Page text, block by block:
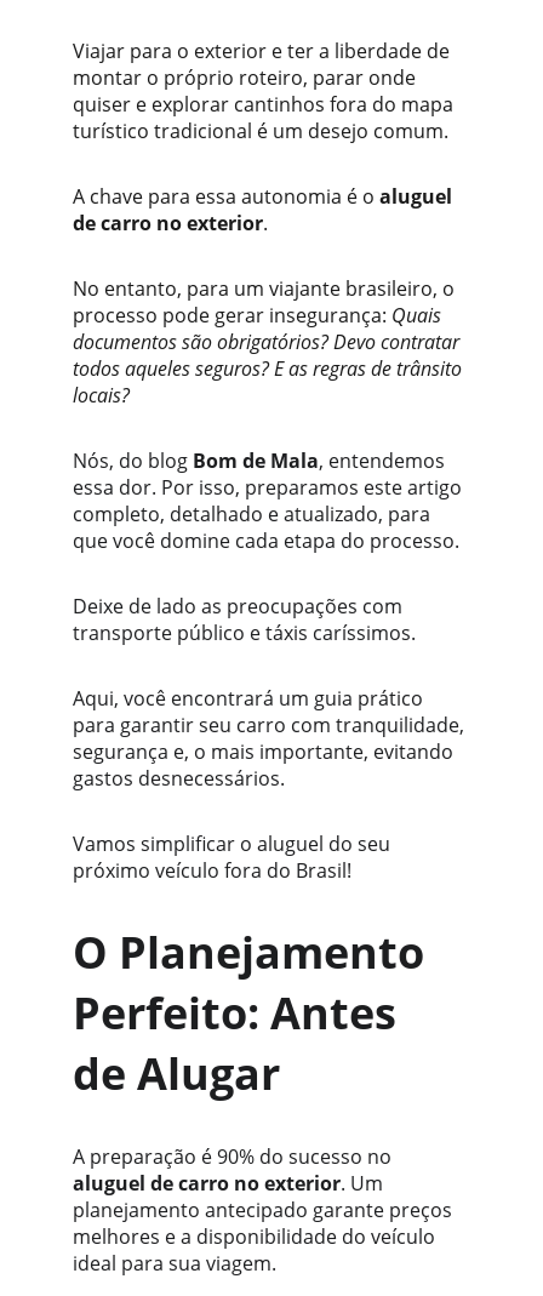
Viajar para o exterior e ter a liberdade de
montar o próprio roteiro, parar onde
quiser e explorar cantinhos fora do mapa
turístico tradicional é um desejo comum.
A chave para essa autonomia é o aluguel
de carro no exterior.
No entanto, para um viajante brasileiro, o
processo pode gerar insegurança: Quais
documentos são obrigatórios? Devo contratar
todos aqueles seguros? E as regras de trânsito
locais?
Nós, do blog Bom de Mala, entendemos
essa dor. Por isso, preparamos este artigo
completo, detalhado e atualizado, para
que você domine cada etapa do processo.
Deixe de lado as preocupações com
transporte público e táxis caríssimos.
Aqui, você encontrará um guia prático
para garantir seu carro com tranquilidade,
segurança e, o mais importante, evitando
gastos desnecessários.
Vamos simplificar o aluguel do seu
próximo veículo fora do Brasil!
O Planejamento
Perfeito: Antes
de Alugar
A preparação é 90% do sucesso no
aluguel de carro no exterior. Um
planejamento antecipado garante preços
melhores e a disponibilidade do veículo
ideal para sua viagem.